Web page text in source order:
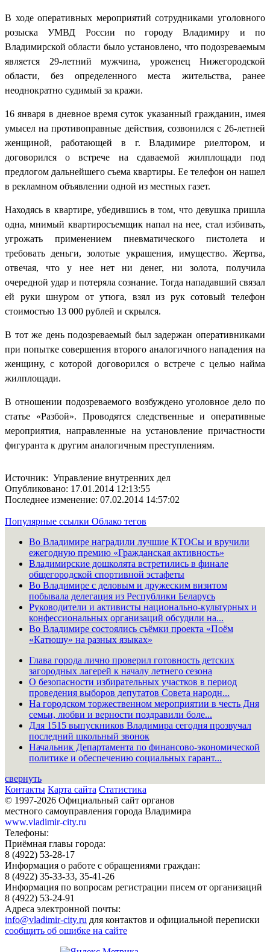
В ходе оперативных мероприятий сотрудниками уголовного
розыска УМВД России по городу Владимиру и по
Владимирской области было установлено, что подозреваемым
является 29-летний мужчина, уроженец Нижегородской
области, без определенного места жительства, ранее
неоднократно судимый за кражи.
16 января в дневное время суток указанный гражданин, имея
умысел на противоправные действия, созвонился с 26-летней
женщиной, работающей в г. Владимире риелтором, и
договорился о встрече на сдаваемой жилплощади под
предлогом дальнейшего съема квартиры. Ее телефон он нашел
в рекламном объявлении одной из местных газет.
Находясь в квартире, убедившись в том, что девушка пришла
одна, мнимый квартиросъемщик напал на нее, стал избивать,
угрожать применением пневматического пистолета и
требовать деньги, золотые украшения, имущество. Жертва,
отвечая, что у нее нет ни денег, ни золота, получила
очередной удар и потеряла сознание. Тогда нападавший связал
ей руки шнуром от утюга, взял из рук сотовый телефон
стоимостью 13 000 рублей и скрылся.
В тот же день подозреваемый был задержан оперативниками
при попытке совершения второго аналогичного нападения на
женщину, с которой договорился о встрече с целью найма
жилплощади.
В отношении подозреваемого возбуждено уголовное дело по
статье «Разбой». Проводятся следственные и оперативные
мероприятия, направленные на установление причастности
фигуранта к другим аналогичным преступлениям.
Источник: Управление внутренних дел
Опубликовано: 17.01.2014 12:13:55
Последнее изменение: 07.02.2014 14:57:02
Популярные ссылки Облако тегов
Во Владимире наградили лучшие КТОСы и вручили
ежегодную премию «Гражданская активность»
Владимирские дошколята встретились в финале
общегородской спортивной эстафеты
Во Владимире с деловым и дружеским визитом
побывала делегация из Республики Беларусь
Руководители и активисты национально-культурных и
конфессиональных организаций обсудили на...
Во Владимире состоялись съёмки проекта «Поём
«Катюшу» на разных языках»
Глава города лично проверил готовность детских
загородных лагерей к началу летнего сезона
О безопасности избирательных участков в период
проведения выборов депутатов Совета народн...
На городском торжественном мероприятии в честь Дня
семьи, любви и верности поздравили боле...
Для 1515 выпускников Владимира сегодня прозвучал
последний школьный звонок
Начальник Департамента по финансово-экономической
политике и обеспечению социальных гарант...
свернуть
Контакты Карта сайта Статистика
© 1997-2026 Официальный сайт органов
местного самоуправления города Владимира
www.vladimir-city.ru
Телефоны:
Приёмная главы города:
8 (4922) 53-28-17
Информация о работе с обращениями граждан:
8 (4922) 35-33-33, 35-41-26
Информация по вопросам регистрации писем от организаций
8 (4922) 53-24-91
Адреса электронной почты:
info@vladimir-city.ru для контактов и официальной переписки
сообщить об ошибке на сайте